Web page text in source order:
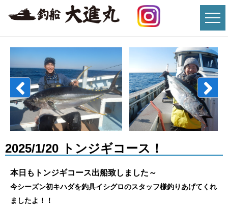
2025/1/20 トンジギコース！
本日もトンジギコース出船致しました～
今シーズン初キハダを釣具イシグロのスタッフ様釣りあげてくれ
ましたよ！！